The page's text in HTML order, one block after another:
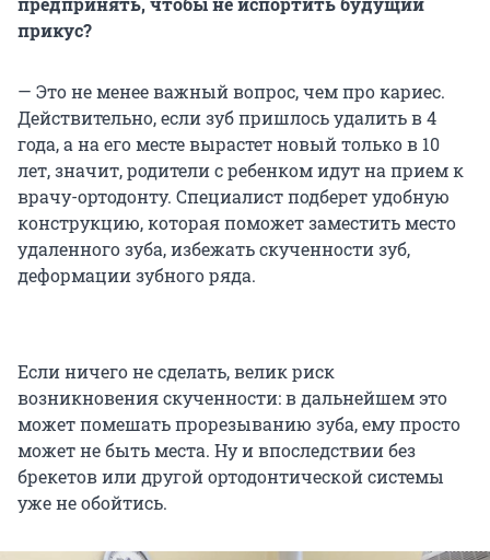
прикус?
— Это не менее важный вопрос, чем про кариес.
Действительно, если зуб пришлось удалить в 4
года, а на его месте вырастет новый только в 10
лет, значит, родители с ребенком идут на прием к
врачу-ортодонту. Специалист подберет удобную
конструкцию, которая поможет заместить место
удаленного зуба, избежать скученности зуб,
деформации зубного ряда.
Если ничего не сделать, велик риск
возникновения скученности: в дальнейшем это
может помешать прорезыванию зуба, ему просто
может не быть места. Ну и впоследствии без
брекетов или другой ортодонтической системы
уже не обойтись.